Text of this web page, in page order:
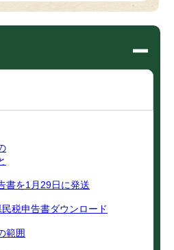
書を1月29日に発送
税申告書ダウンロード
範囲